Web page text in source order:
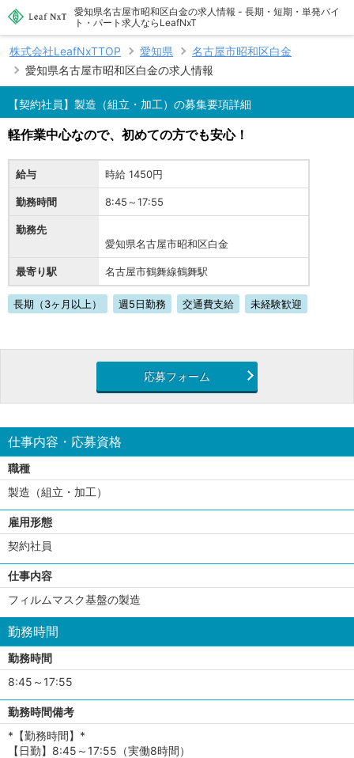
愛知県名古屋市昭和区白金の求人情報 - 長期・短期・単発バイ
ト・パート求人ならLeafNxT
株式会社LeafNxTTOP 愛知県
名古屋市昭和区白金
愛知県名古屋市昭和区白金の求人情報
【契約社員】製造（組立・加工）の募集要項詳細
軽作業中心なので、初めての方でも安心！
給与 時給 1450円
勤務時間 8:45～17:55
勤務先
愛知県名古屋市昭和区白金
最寄り駅 名古屋市鶴舞線鶴舞駅
長期（3ヶ月以上） 週5日勤務 交通費支給 未経験歓迎
応募フォーム
仕事内容・応募資格
職種
製造（組立・加工）
雇用形態
契約社員
仕事内容
フィルムマスク基盤の製造
勤務時間
勤務時間
8:45～17:55
勤務時間備考
*【勤務時間】*
【日勤】8:45～17:55（実働8時間）